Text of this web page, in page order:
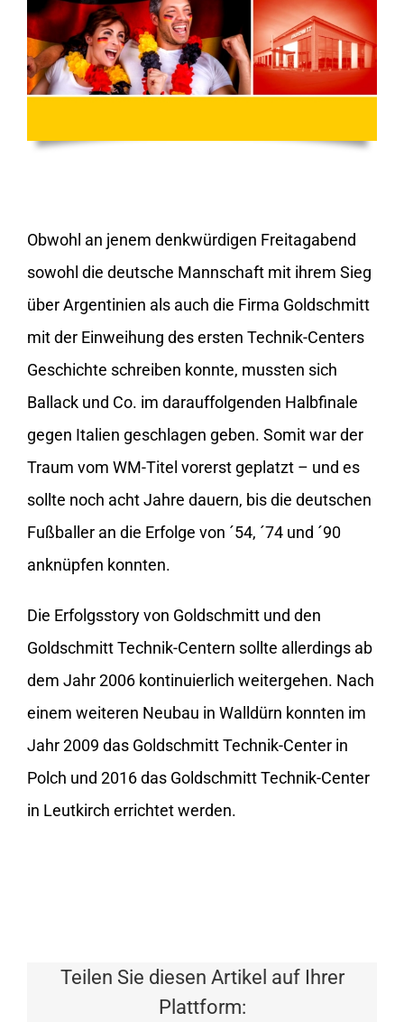
Obwohl an jenem denkwürdigen Freitagabend
sowohl die deutsche Mannschaft mit ihrem Sieg
über Argentinien als auch die Firma Gold­schmitt
mit der Einweihung des ersten Technik-Centers
Geschichte schreiben konnte, mussten sich
Ballack und Co. im darauffolgenden Halbfinale
gegen Italien geschlagen geben. Somit war der
Traum vom WM-Titel vorerst geplatzt – und es
sollte noch acht Jahre dauern, bis die deutschen
Fußballer an die Erfolge von ´54, ´74 und ´90
anknüpfen konnten.
Die Erfolgsstory von Goldschmitt und den
Goldschmitt Technik-Centern sollte allerdings ab
dem Jahr 2006 kon­ti­nu­ier­lich weitergehen. Nach
einem weiteren Neubau in Walldürn konnten im
Jahr 2009 das Goldschmitt Technik-Center in
Polch und 2016 das Goldschmitt Technik-Center
in Leutkirch errichtet werden.
Teilen Sie diesen Artikel auf Ihrer
Plattform: